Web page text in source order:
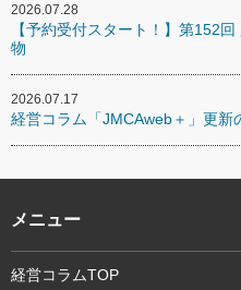
2026.07.28
【予約受付スタート！】第152
物
2026.07.17
経営コラム「JMCAweb＋」更新
メニュー
経営コラムTOP